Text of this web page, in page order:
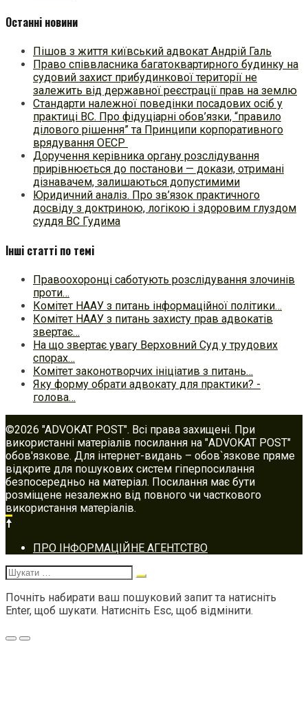
Останні новини
Пішов з життя київський адвокат Андрій Галь
Право співвласника багатоквартирного будинку на
судовий захист прибудинкової території не
залежить від державної реєстрації прав на землю
Стандарти належної поведінки посадових осіб у
практиці ВC. Про фідуціарні обов’язки, “правило
ділового рішення” та Принципи корпоративного
врядування ОЕСР
Доручення керівника органу розслідування
прирівнюється до постанови — докази, отримані
дізнавачем, залишаються допустимими
Юридичний аналіз. Про зв’язок практичного
досвіду з доктриною, логікою і здоровим глуздом
суддя ВС Гудима
Інші статті по темі
Правоохоронці саботують розслідування злочинів
проти…
Комітет НААУ з питань інформаційної політики…
Комітет НААУ з питань захисту прав адвокатів
звертає…
На що звертає увагу Верховний Суд у трудових
спорах…
Комітет законотворчих ініціатив з питань…
Яку форму обрати адвокату для практики? -
голова…
©2026 "ADVOKAT POST". Всі права захищені. При
використанні матеріалів посилання на "ADVOKAT POST"
обов'язкове. Для інтернет-видань – обов`язкове пряме
відкрите для пошукових систем гіперпосилання
безпосередньо на матеріал. Посилання має бути
розміщене незалежно від повного чи часткового
використання матеріалів.
Footer
navigation
ПРО ІНФОРМАЦІЙНЕ АГЕНТСТВО
Шукати:
Почніть набирати ваш пошуковий запит та натисніть
Enter, щоб шукати. Натисніть Esc, щоб відмінити.
Меню